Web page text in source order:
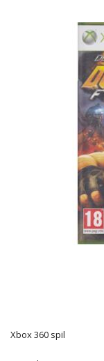
Xbox 360 spil